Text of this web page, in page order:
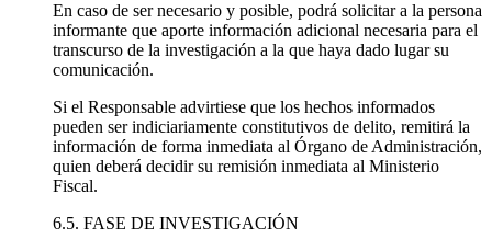
En caso de ser necesario y posible, podrá solicitar a la persona
informante que aporte información adicional necesaria para el
transcurso de la investigación a la que haya dado lugar su
comunicación.
Si el Responsable advirtiese que los hechos informados
pueden ser indiciariamente constitutivos de delito, remitirá la
información de forma inmediata al Órgano de Administración,
quien deberá decidir su remisión inmediata al Ministerio
Fiscal.
6.5. FASE DE INVESTIGACIÓN